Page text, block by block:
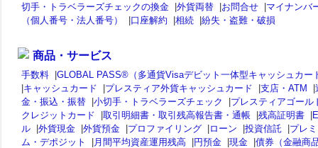
切手・トラベラーズチェックの換金 |外貨両替 |お問合せ |マイナンバ
（個人番号・法人番号）
|口座解約 |相続 |紛失・盗難・破損
商品・サービス
手数料 |GLOBAL PASS®（多通貨Visaデビット一体型キャッシュカー
|キャッシュカード |プレスティア外貨キャッシュカード |支店・ATM |
金・振込・振替 |小切手・トラベラーズチェック |プレスティアゴール
クレジットカード
|取引明細書・取引残高報告書・通帳 |残高証明書 |
ル |外貨現金 |外貨預金 |プロファイリング |ローン |投資信託 |プレ
ム・デポジット
| 月間平均資産運用残高 |円預金 |現金 |債券（金融商